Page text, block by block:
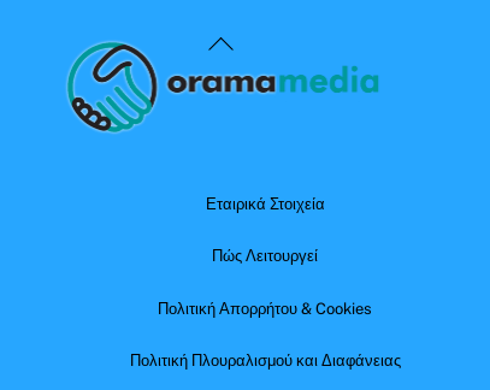
Back
To
Εταιρικά Στοιχεία
Πώς Λειτουργεί
Πολιτική Απορρήτου & Cookies
Πολιτική Πλουραλισμού και Διαφάνειας